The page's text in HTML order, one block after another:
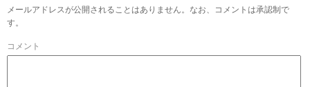
メールアドレスが公開されることはありません。なお、コメントは承認制で
す。
コメント